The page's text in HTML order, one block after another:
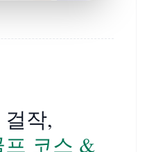
작,
코스 &